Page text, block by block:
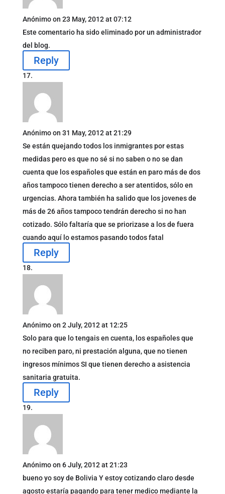
Anónimo on 23 May, 2012 at 07:12
Este comentario ha sido eliminado por un administrador
del blog.
Reply
Anónimo on 31 May, 2012 at 21:29
Se están quejando todos los inmigrantes por estas
medidas pero es que no sé si no saben o no se dan
cuenta que los españoles que están en paro más de dos
años tampoco tienen derecho a ser atentidos, sólo en
urgencias. Ahora también ha salido que los jovenes de
más de 26 años tampoco tendrán derecho si no han
cotizado. Sólo faltaría que se priorizase a los de fuera
cuando aquí lo estamos pasando todos fatal
Reply
Anónimo on 2 July, 2012 at 12:25
Solo para que lo tengais en cuenta, los españoles que
no reciben paro, ni prestación alguna, que no tienen
ingresos mínimos SI que tienen derecho a asistencia
sanitaria gratuita.
Reply
Anónimo on 6 July, 2012 at 21:23
bueno yo soy de Bolivia Y estoy cotizando claro desde
agosto estaría pagando para tener medico mediante la